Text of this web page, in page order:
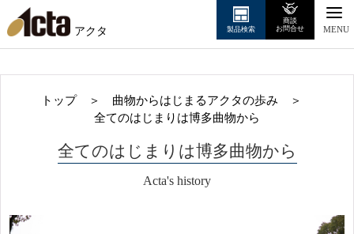
アクタ MENU
製品検索
商談
お問合せ
トップ＞ 曲物からはじまるアクタの歩み ＞
全てのはじまりは博多曲物から
全てのはじまりは博多曲物から
Acta's history